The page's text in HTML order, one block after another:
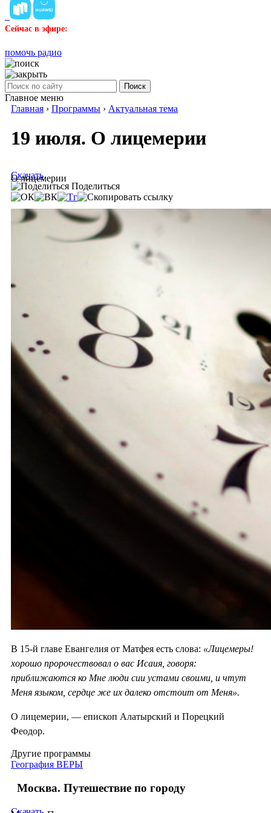
Сейчас в эфире:
помочь радио
Поиск
Главное меню
Главная › Программы › Актуальная тема
19 июля. О лицемерии
О лицемерии
Скачать
Поделиться
В 15-й главе Евангелия от Матфея есть слова: «Лицемеры!
хорошо пророчествовал о вас Исаия, говоря:
приближаются ко Мне люди сии устами своими, и чтут
Меня языком, сердце же их далеко отстоит от Меня».
О лицемерии, — епископ Алатырский и Порецкий
Феодор.
Другие программы
География ВЕРЫ
Москва. Путешествие по городу